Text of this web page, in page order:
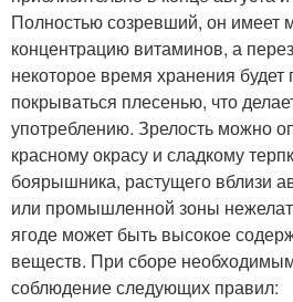
Полностью созревший, он имеет
концентрацию витаминов, а
некоторое время хранения будет
покрываться плесенью, что
употреблению. Зрелость можно
красному окрасу и сладкому
боярышника, растущего вблизи
или промышленной зоны
ягоде может быть высокое
веществ. При сборе
соблюдение следующих правил: